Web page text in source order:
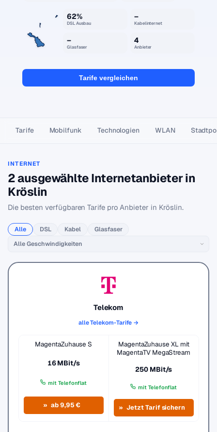
62%
DSL Ausbau
–
Kabelinternet
–
Glasfaser
4
Anbieter
Tarife vergleichen
Tarife Mobilfunk Technologien WLAN
INTERNET
2 ausgewählte Internetanbieter in
Kröslin
Die besten verfügbaren Tarife pro Anbieter in Kröslin.
Alle DSL Kabel Glasfaser
Telekom
alle Telekom-Tarife →
MagentaZuhause S
16 MBit/s
mit Telefonflat
ab 9,95 €
MagentaZuhause XL mit
MagentaTV MegaStream
250 MBit/s
mit Telefonflat
Jetzt Tarif sichern